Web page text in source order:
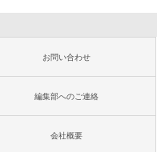
お問い合わせ
編集部へのご連絡
会社概要